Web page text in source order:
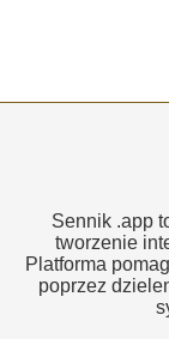
Sennik .app
tworzenie
Platforma
poprzez